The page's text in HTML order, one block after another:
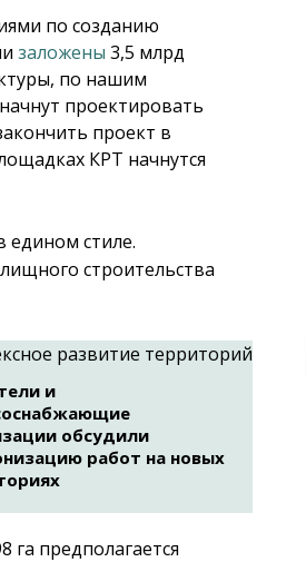
по созданию
заложены 3,5 млрд
по нашим
проектировать
проект в
КРТ начнутся
едином стиле.
строительства
и
обсудили
работ на новых
га предполагается